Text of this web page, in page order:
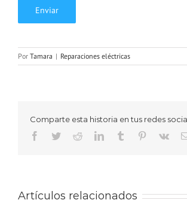
Por Tamara | Reparaciones eléctricas
Comparte esta historia en tus redes
Facebook
TwitterRedditLinkedInTumblr Pinterest
Vk
Artículos relacionados